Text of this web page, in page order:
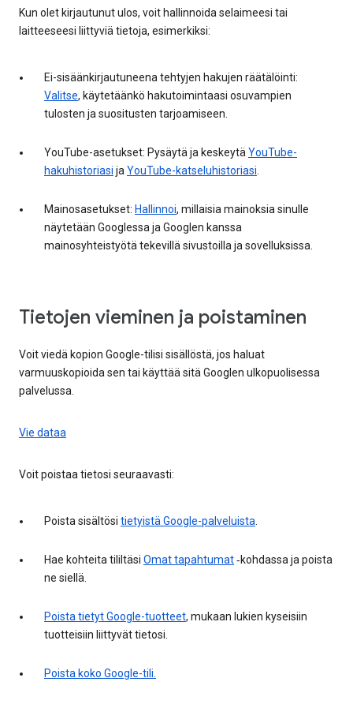
Kun olet kirjautunut ulos, voit hallinnoida selaimeesi tai
laitteeseesi liittyviä tietoja, esimerkiksi:
Ei-sisäänkirjautuneena tehtyjen hakujen räätälöinti:
Valitse, käytetäänkö hakutoimintaasi osuvampien
tulosten ja suositusten tarjoamiseen.
YouTube-asetukset: Pysäytä ja keskeytä YouTube-
hakuhistoriasi ja YouTube-katseluhistoriasi
Mainosasetukset: Hallinnoi, millaisia mainoksia sinulle
näytetään Googlessa ja Googlen kanssa
mainosyhteistyötä tekevillä sivustoilla ja sovelluksissa.
Tietojen vieminen ja poistaminen
Voit viedä kopion Google-tilisi sisällöstä, jos haluat
varmuuskopioida sen tai käyttää sitä Googlen ulkopuolisessa
palvelussa.
Vie dataa
Voit poistaa tietosi seuraavasti:
Poista sisältösi tietyistä Google-palveluista
Hae kohteita tililtäsi Omat tapahtumat‑kohdassa ja poista
ne siellä.
Poista tietyt Google-tuotteet, mukaan lukien kyseisiin
tuotteisiin liittyvät tietosi.
Poista koko Google-tili.